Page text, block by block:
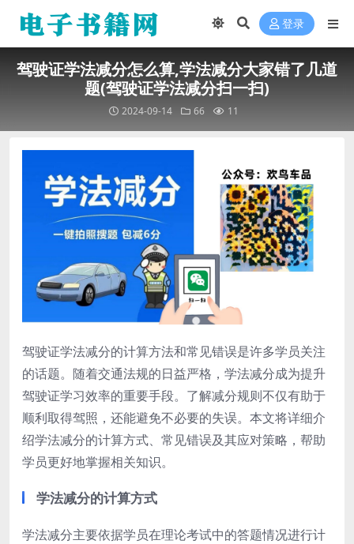
登录
驾驶证学法减分怎么算,学法减分大家错了几道
题(驾驶证学法减分扫一扫)
2024-09-14 66 11
驾驶证学法减分的计算方法和常见错误是许多学员关注
的话题。随着交通法规的日益严格，学法减分成为提升
驾驶证学习效率的重要手段。了解减分规则不仅有助于
顺利取得驾照，还能避免不必要的失误。本文将详细介
绍学法减分的计算方式、常见错误及其应对策略，帮助
学员更好地掌握相关知识。
学法减分的计算方式
学法减分主要依据学员在理论考试中的答题情况进行计